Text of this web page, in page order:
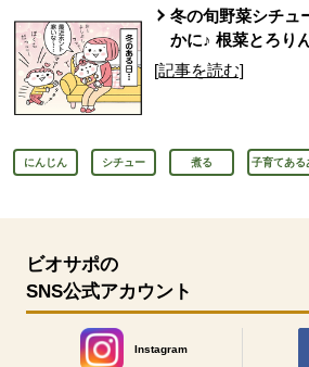
冬の旬野菜シチュ
かに♪ 根菜とろり
[記事を読む]
にんじん シチュー 煮る 子育てある
ビオサポの
SNS公式アカウント
Instagram
別のウィンドウで開きます。